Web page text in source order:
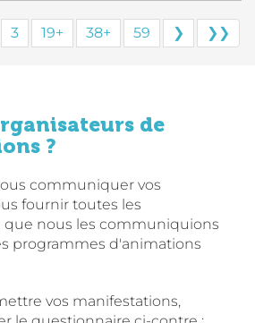
3 19+ 38+ 59 ❯ ❯❯
de
?
communiquer vos
fournir toutes les
que nous les communiquions
programmes d'animations
vos manifestations,